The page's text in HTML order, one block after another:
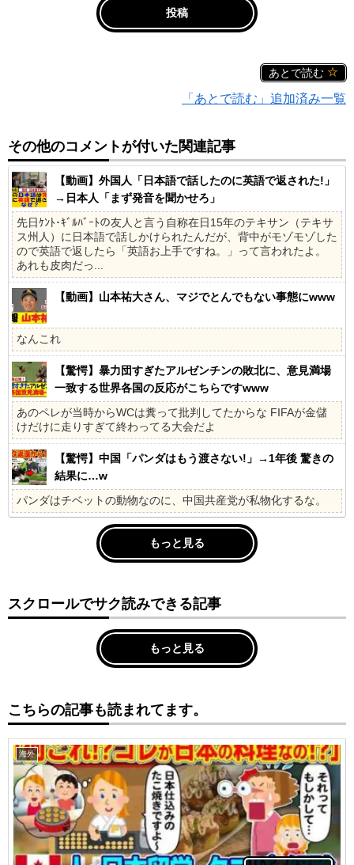
あとで読む
「あとで読む」追加済み一覧
その他のコメントが付いた関連記事
【動画】外国人「日本語で話したのに英語で返された!」
→日本人「まず発音を聞かせろ」
先日ｹﾝﾄ･ｷﾞﾙﾊﾞｰﾄの友人と言う自称在日15年のテキサン（テキサ
ス州人）に日本語で話しかけられたんだが、背中がモゾモゾした
ので英語で返したら「英語お上手ですね。」って言われたよ。
あれも皮肉だっ...
【動画】山本祐大さん、マジでとんでもない事態にwww
なんこれ
【驚愕】暴力団すぎたアルゼンチンの敗北に、意見満場
一致する世界各国の反応がこちらですwww
あのペレが当時からWCは糞って批判してたからな FIFAが金儲
けだけに走りすぎて終わってる大会だよ
【驚愕】中国「パンダはもう渡さない!」→1年後 驚きの
結果に…w
パンダはチベットの動物なのに、中国共産党が私物化するな。
もっと見る
スクロールでサク読みできる記事
もっと見る
こちらの記事も読まれてます。
海外